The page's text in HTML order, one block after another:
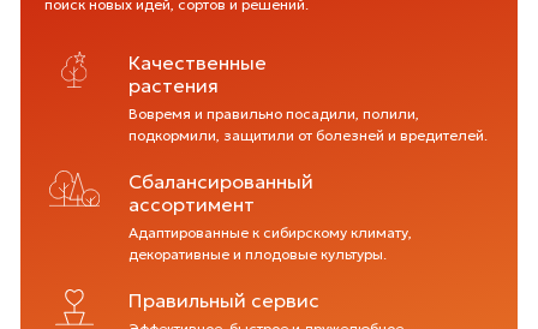
поиск новых идей, сортов и решений.
Качественные
растения
Вовремя и правильно посадили, полили,
подкормили, защитили от болезней и вредителей.
Сбалансированный
ассортимент
Адаптированные к сибирскому климату,
декоративные и плодовые культуры.
Правильный сервис